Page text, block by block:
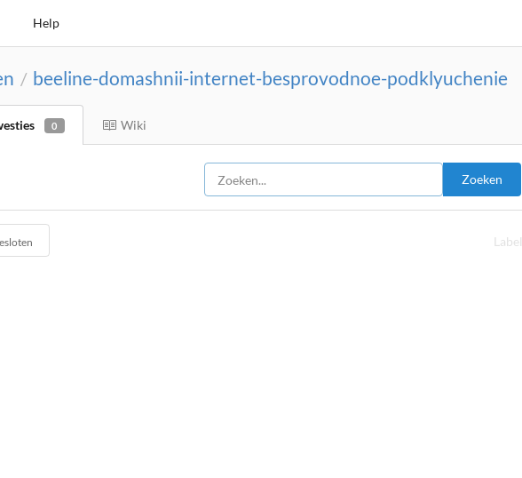
Help
/ beeline-domashnii-internet-besprovodnoe-podklyuchenie
0 Wiki
Zoeken
Label